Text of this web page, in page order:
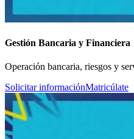
Gestión Bancaria y Financiera
Operación bancaria, riesgos y
Solicitar informaciónMatricúlate